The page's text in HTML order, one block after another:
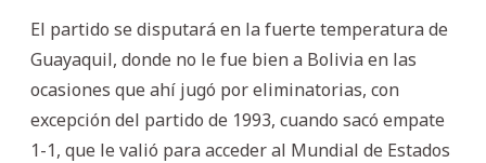
El partido se disputará en la fuerte temperatura de
Guayaquil, donde no le fue bien a Bolivia en las
ocasiones que ahí jugó por eliminatorias, con
excepción del partido de 1993, cuando sacó empate
1-1, que le valió para acceder al Mundial de Estados